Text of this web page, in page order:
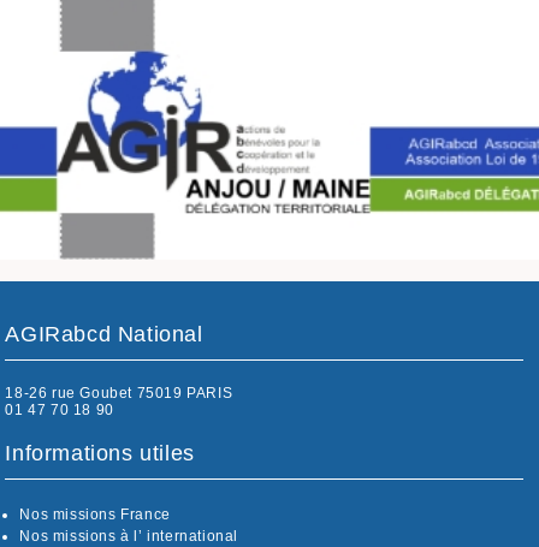
AGIRabcd National
18-26 rue Goubet 75019 PARIS
01 47 70 18 90
Informations utiles
Nos missions France
Nos missions à l’ international